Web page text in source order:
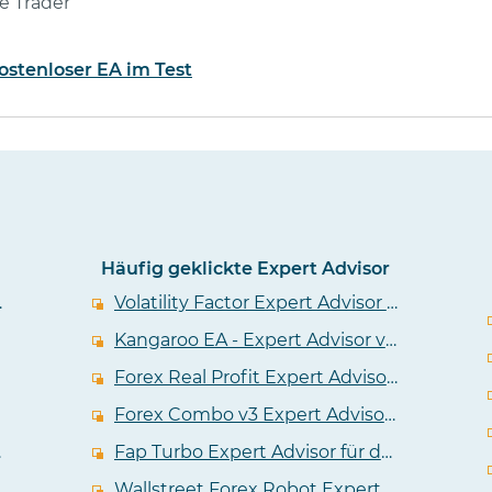
EA im Test
im Test
Test
Häufig geklickte Expert Advisor
Volatility Factor Expert Advisor im Test - EA von den Wallstreet Forex Machern
Kangaroo EA - Expert Advisor von Tulip FX im Test
Forex Real Profit Expert Advisor im Test - EA tradet viele Devisenpaare
Forex Combo v3 Expert Advisor in einem unabhängigem Test
Fap Turbo Expert Advisor für den Metatrader im Test